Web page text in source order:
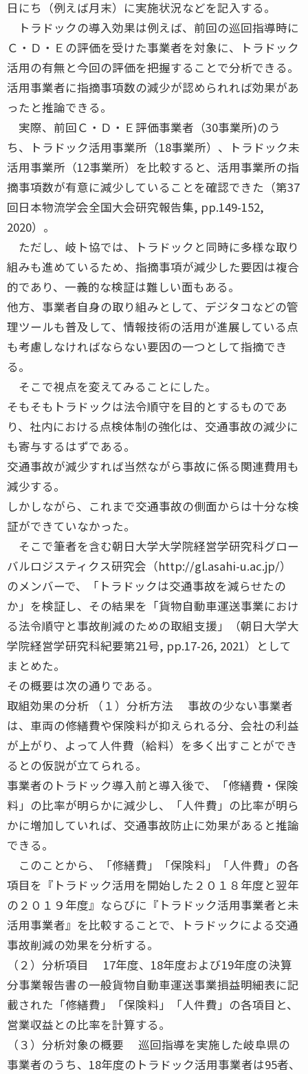
日にち（例えば月末）に実施状況などを記入する。
トラドックの導入効果は例えば、前回の巡回指導時に
Ｃ・Ｄ・Ｅの評価を受けた事業者を対象に、トラドック
活用の有無と今回の評価を把握することで分析できる。
活用事業者に指摘事項数の減少が認められれば効果があ
ったと推論できる。
実際、前回Ｃ・Ｄ・Ｅ評価事業者（30事業所)のう
ち、トラドック活用事業所（18事業所）、トラドック未
活用事業所（12事業所）を比較すると、活用事業所の指
摘事項数が有意に減少していることを確認できた（第37
回日本物流学会全国大会研究報告集, pp.149-152,
2020）。
ただし、岐ト協では、トラドックと同時に多様な取り
組みも進めているため、指摘事項が減少した要因は複合
的であり、一義的な検証は難しい面もある。
他方、事業者自身の取り組みとして、デジタコなどの管
理ツールも普及して、情報技術の活用が進展している点
も考慮しなければならない要因の一つとして指摘でき
る。
そこで視点を変えてみることにした。
そもそもトラドックは法令順守を目的とするものであ
り、社内における点検体制の強化は、交通事故の減少に
も寄与するはずである。
交通事故が減少すれば当然ながら事故に係る関連費用も
減少する。
しかしながら、これまで交通事故の側面からは十分な検
証ができていなかった。
そこで筆者を含む朝日大学大学院経営学研究科グロー
バルロジスティクス研究会（http://gl.asahi-u.ac.jp/）
のメンバーで、「トラドックは交通事故を減らせたの
か」を検証し、その結果を「貨物自動車運送事業におけ
る法令順守と事故削減のための取組支援」（朝日大学大
学院経営学研究科紀要第21号, pp.17-26, 2021）として
まとめた。
その概要は次の通りである。
取組効果の分析 （１）分析方法 事故の少ない事業者
は、車両の修繕費や保険料が抑えられる分、会社の利益
が上がり、よって人件費（給料）を多く出すことができ
るとの仮説が立てられる。
事業者のトラドック導入前と導入後で、「修繕費・保険
料」の比率が明らかに減少し、「人件費」の比率が明ら
かに増加していれば、交通事故防止に効果があると推論
できる。
このことから、「修繕費」「保険料」「人件費」の各
項目を『トラドック活用を開始した２０１８年度と翌年
の２０１９年度』ならびに『トラドック活用事業者と未
活用事業者』を比較することで、トラドックによる交通
事故削減の効果を分析する。
（２）分析項目 17年度、18年度および19年度の決算
分事業報告書の一般貨物自動車運送事業損益明細表に記
載された「修繕費」「保険料」「人件費」の各項目と、
営業収益との比率を計算する。
（３）分析対象の概要 巡回指導を実施した岐阜県の
事業者のうち、18年度のトラドック活用事業者は95者、